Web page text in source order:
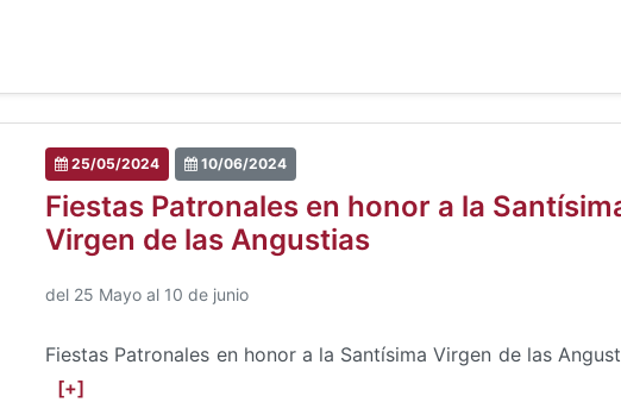
25/05/2024 10/06/2024
Fiestas Patronales en honor a la
Virgen de las Angustias
del 25 Mayo al 10 de junio
Fiestas Patronales en honor a la Santísima Virgen de las
[+]